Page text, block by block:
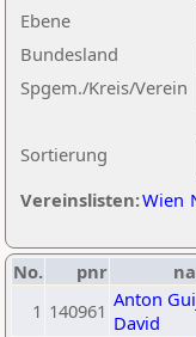
Ebene
Sortierung
Bundesland
Spgem./Kreis/Verein
Vereinslisten:Wien
No. pnr
1 140961 Anton
David